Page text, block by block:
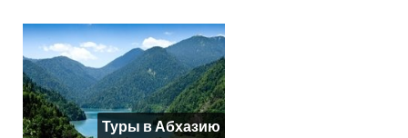
Туры в Абхазию